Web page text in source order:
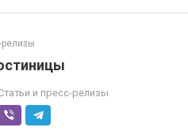
релизы
и пресс-релизы